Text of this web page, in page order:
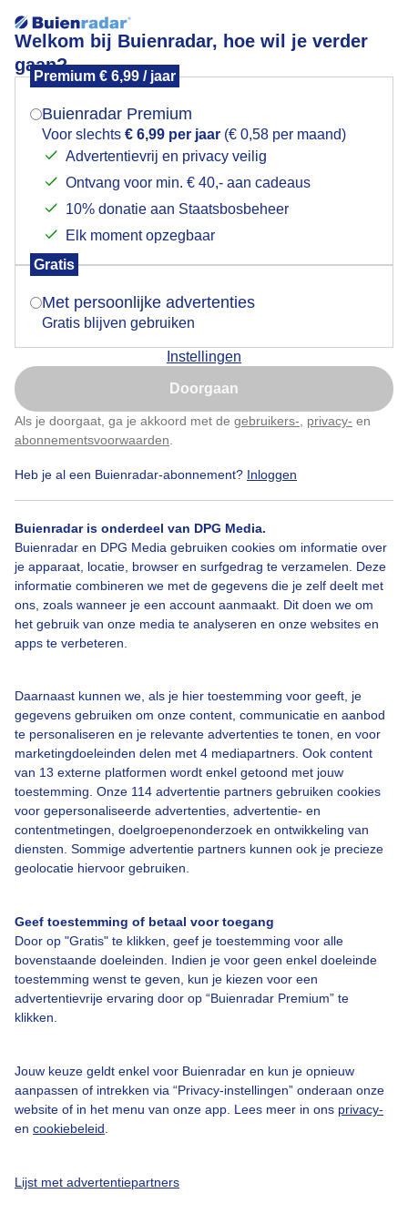
Welkom bij Buienradar, hoe wil je verder
gaan?
Premium € 6,99 / jaar
Buienradar Premium
Voor slechts € 6,99 per jaar (€ 0,58 per maand)
Advertentievrij en privacy veilig
Ontvang voor min. € 40,- aan cadeaus
10% donatie aan Staatsbosbeheer
Elk moment opzegbaar
Gratis
Met persoonlijke advertenties
Gratis blijven gebruiken
Instellingen
Doorgaan
Als je doorgaat, ga je akkoord met de gebruikers- privacy- en
abonnementsvoorwaarden
Heb je al een Buienradar-abonnement? Inloggen
Buienradar is onderdeel van DPG Media.
Buienradar en DPG Media gebruiken cookies om informatie over
je apparaat, locatie, browser en surfgedrag te verzamelen. Deze
informatie combineren we met de gegevens die je zelf deelt met
ons, zoals wanneer je een account aanmaakt. Dit doen we om
het gebruik van onze media te analyseren en onze websites en
apps te verbeteren.
Daarnaast kunnen we, als je hier toestemming voor geeft, je
gegevens gebruiken om onze content, communicatie en aanbod
te personaliseren en je relevante advertenties te tonen, en voor
marketingdoeleinden delen met 4 mediapartners. Ook content
van 13 externe platformen wordt enkel getoond met jouw
toestemming. Onze 114 advertentie partners gebruiken cookies
voor gepersonaliseerde advertenties, advertentie- en
contentmetingen, doelgroepenonderzoek en ontwikkeling van
diensten. Sommige advertentie partners kunnen ook je precieze
geolocatie hiervoor gebruiken.
Geef toestemming of betaal voor toegang
Door op "Gratis" te klikken, geef je toestemming voor alle
bovenstaande doeleinden. Indien je voor geen enkel doeleinde
toestemming wenst te geven, kun je kiezen voor een
advertentievrije ervaring door op “Buienradar Premium” te
klikken.
Jouw keuze geldt enkel voor Buienradar en kun je opnieuw
aanpassen of intrekken via “Privacy-instellingen” onderaan onze
website of in het menu van onze app. Lees meer in ons privacy-
en cookiebeleid
Lijst met advertentiepartners
Donkere wolken met zonneschijn
Door: Simone Genna Wiersma
Bekijk slideshow
Een moment geduld aub...
Over Buienradar
Contact
Toegankelijkheid
Gebruikersvoorwaarden
Buienradar Team
Privacy beleid
Cookie beleid
Gratis weerdata
Mogen we je locatie gebruiken voor het
Indien je hier nog geen akkoord op hebt gegeven,
verschijnt er zo een pop-up uit je browser waarin
Is goed, toon de popup
Nu niet, misschien later
Klik hierom dit aan te passen